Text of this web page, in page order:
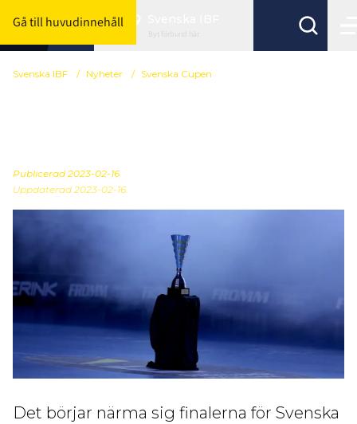
Gå till huvudinnehåll
Byt förbund här
Svenska IBF / Nyheter / Svenska Cupen
Publicerad 2023-02-16
Uppdaterad 2023-02-16
Det börjar närma sig finalerna för Svenska